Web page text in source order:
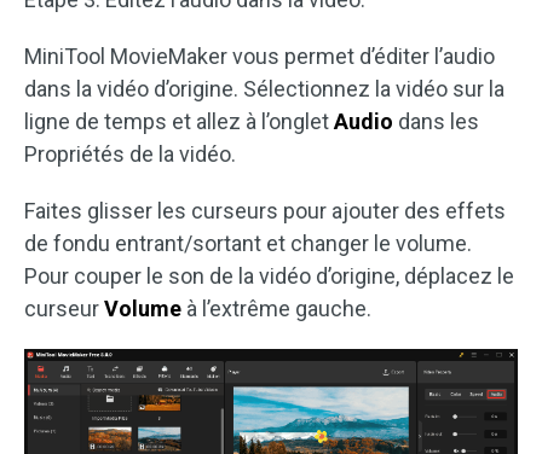
MiniTool MovieMaker vous permet d’éditer l’audio
dans la vidéo d’origine. Sélectionnez la vidéo sur la
ligne de temps et allez à l’ongletAudio dans les
Propriétés de la vidéo.
Faites glisser les curseurs pour ajouter des effets
de fondu entrant/sortant et changer le volume.
Pour couper le son de la vidéo d’origine, déplacez le
curseurVolume à l’extrême gauche.